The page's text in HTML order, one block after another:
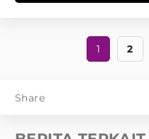
1 2
Share